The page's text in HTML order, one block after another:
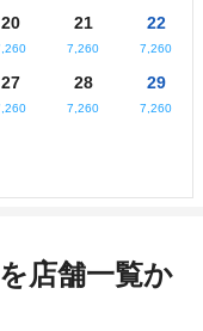
20 21
7,260
22
7,260
27 28
7,260
29
7,260
店舗一覧か